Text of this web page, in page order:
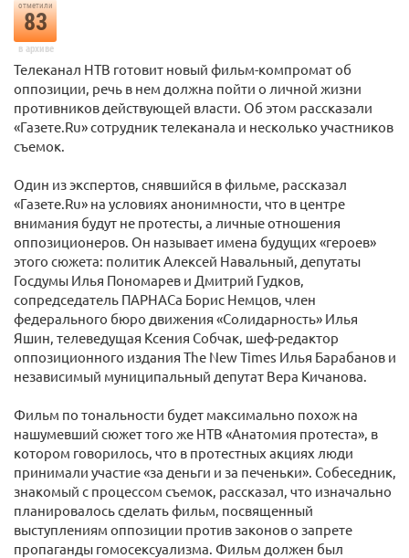
отметили
83
в архиве
Телеканал НТВ готовит новый фильм-компромат об
оппозиции, речь в нем должна пойти о личной жизни
противников действующей власти. Об этом рассказали
«Газете.Ru» сотрудник телеканала и несколько участников
съемок.
Один из экспертов, снявшийся в фильме, рассказал
«Газете.Ru» на условиях анонимности, что в центре
внимания будут не протесты, а личные отношения
оппозиционеров. Он называет имена будущих «героев»
этого сюжета: политик Алексей Навальный, депутаты
Госдумы Илья Пономарев и Дмитрий Гудков,
сопредседатель ПАРНАСа Борис Немцов, член
федерального бюро движения «Солидарность» Илья
Яшин, телеведущая Ксения Собчак, шеф-редактор
оппозиционного издания The New Times Илья Барабанов и
независимый муниципальный депутат Вера Кичанова.
Фильм по тональности будет максимально похож на
нашумевший сюжет того же НТВ «Анатомия протеста», в
котором говорилось, что в протестных акциях люди
принимали участие «за деньги и за печеньки». Собеседник,
знакомый с процессом съемок, рассказал, что изначально
планировалось сделать фильм, посвященный
выступлениям оппозиции против законов о запрете
пропаганды гомосексуализма. Фильм должен был